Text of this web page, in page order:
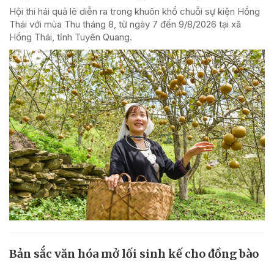
Hội thi hái quả lê diễn ra trong khuôn khổ chuỗi sự kiện Hồng
Thái với mùa Thu tháng 8, từ ngày 7 đến 9/8/2026 tại xã
Hồng Thái, tỉnh Tuyên Quang.
Bản sắc văn hóa mở lối sinh kế cho đồng bào